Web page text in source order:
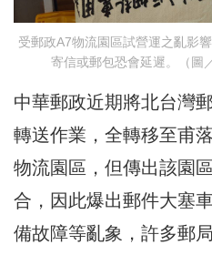
受郵政A7物流園區試營運之亂影
寄信或郵包恐會延遲。（圖
中華郵政近期將北台灣
轉送作業，全轉移至甫
物流園區，但傳出該園
合，因此爆出郵件大塞
備故障等亂象，許多郵